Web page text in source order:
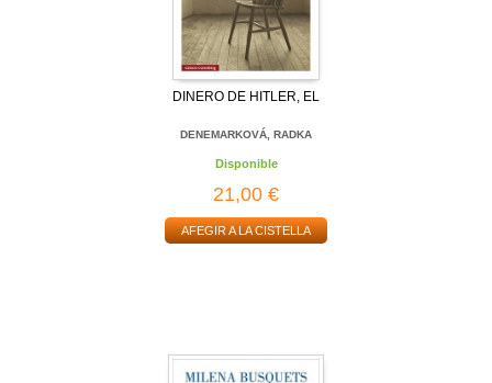
DINERO DE HITLER, EL
DENEMARKOVÁ, RADKA
Disponible
21,00 €
AFEGIR A LA CISTELLA